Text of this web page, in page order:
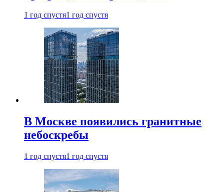
1 год спустя1 год спустя
В Москве появились гранитные
небоскребы
1 год спустя1 год спустя